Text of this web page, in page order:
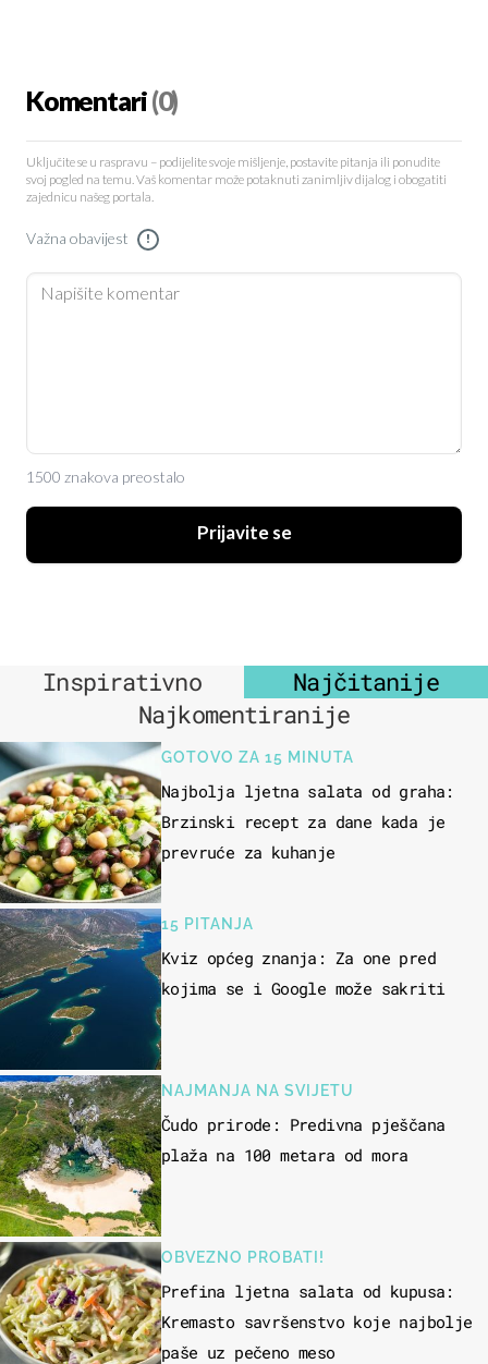
Komentari(0)
Uključite se u raspravu – podijelite svoje mišljenje, postavite pitanja ili ponudite
svoj pogled na temu. Vaš komentar može potaknuti zanimljiv dijalog i obogatiti
zajednicu našeg portala.
Važna obavijest !
1500 znakova preostalo
Prijavite se
Inspirativno
Najčitanije
Najkomentiranije
GOTOVO ZA 15 MINUTA
Najbolja ljetna salata od graha:
Brzinski recept za dane kada je
prevruće za kuhanje
15 PITANJA
Kviz općeg znanja: Za one pred
kojima se i Google može sakriti
NAJMANJA NA SVIJETU
Čudo prirode: Predivna pješčana
plaža na 100 metara od mora
OBVEZNO PROBATI!
Prefina ljetna salata od kupusa:
Kremasto savršenstvo koje najbolje
paše uz pečeno meso